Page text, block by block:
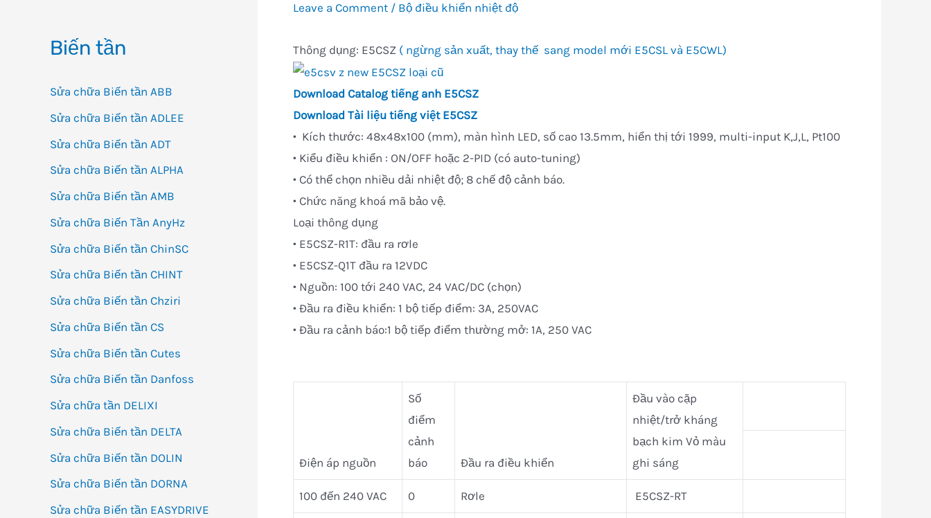
Biến tần
Sửa chữa Biến tần ABB
Sửa chữa Biến tần ADLEE
Sửa chữa Biến tần ADT
Sửa chữa Biến tần ALPHA
Sửa chữa Biến tần AMB
Sửa chữa Biến Tần AnyHz
Sửa chữa Biến tần ChinSC
Sửa chữa Biến tần CHINT
Sửa chữa Biến tần Chziri
Sửa chữa Biến tần CS
Sửa chữa Biến tần Cutes
Sửa chữa Biến tần Danfoss
Sửa chữa tần DELIXI
Sửa chữa Biến tần DELTA
Sửa chữa Biến tần DOLIN
Sửa chữa Biến tần DORNA
Sửa chữa Biến tần EASYDRIVE
Leave a Comment / Bộ điều khiển nhiệt độ
Thông dụng: E5CSZ ( ngừng sản xuất, thay thế sang model mới E5CSL và E5CWL)
Download Catalog tiếng anh E5CSZ
Download Tài liệu tiếng việt E5CSZ
• Kích thước: 48x48x100 (mm), màn hình LED, số cao 13.5mm, hiển thị tới 1999, multi-input K,J,L, Pt100
• Kiểu điều khiển : ON/OFF hoặc 2-PID (có auto-tuning)
• Có thể chọn nhiều dải nhiệt độ; 8 chế độ cảnh báo.
• Chức năng khoá mã bảo vệ.
Loại thông dụng
• E5CSZ-R1T: đầu ra rơle
• E5CSZ-Q1T đầu ra 12VDC
• Nguồn: 100 tới 240 VAC, 24 VAC/DC (chọn)
• Đầu ra điều khiển: 1 bộ tiếp điểm: 3A, 250VAC
• Đầu ra cảnh báo:1 bộ tiếp điểm thường mở: 1A, 250 VAC
Điện áp nguồn
Số
điểm
cảnh
báo
Đầu ra điều khiển
Đầu vào cặp
nhiệt/trở kháng
bạch kim Vỏ màu
ghi sáng
100 đến 240 VAC 0 Rơle E5CSZ-RT